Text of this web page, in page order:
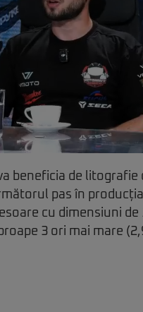
beneficia de litografie
pas în
cu dimensiuni de
3 ori mai mare